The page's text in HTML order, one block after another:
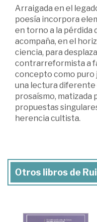
Arraigada en el
poesía incorpora
en torno a la pérdida
acompaña, en el
ciencia, para
contrarreformista a
concepto como puro
una lectura diferente
prosaísmo, matizada
propuestas
herencia cultista.
Otros libros de